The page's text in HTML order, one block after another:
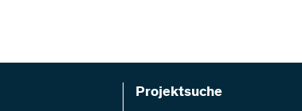
Projektsuche